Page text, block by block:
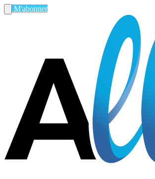
M'abonner